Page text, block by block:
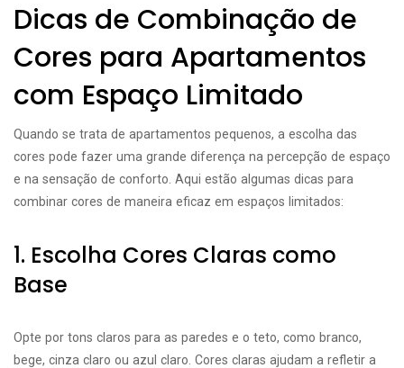
Dicas de Combinação de
Cores para Apartamentos
com Espaço Limitado
Quando se trata de apartamentos pequenos, a escolha das
cores pode fazer uma grande diferença na percepção de espaço
e na sensação de conforto. Aqui estão algumas dicas para
combinar cores de maneira eficaz em espaços limitados:
1. Escolha Cores Claras como
Base
Opte por tons claros para as paredes e o teto, como branco,
bege, cinza claro ou azul claro. Cores claras ajudam a refletir a